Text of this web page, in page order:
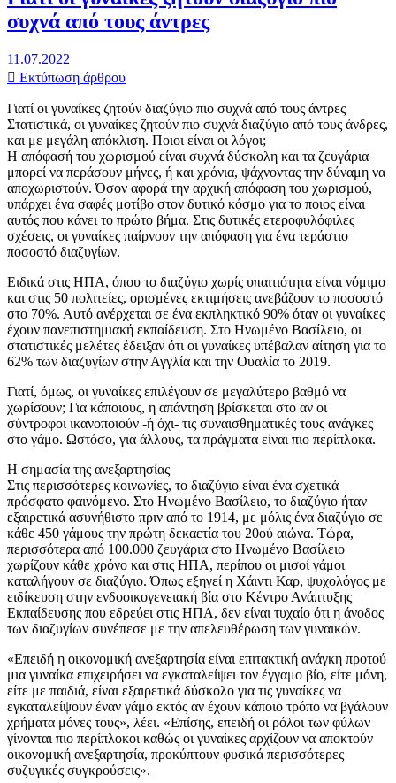
συχνά από τους άντρες
11.07.2022
Εκτύπωση άρθρου
Γιατί οι γυναίκες ζητούν διαζύγιο πιο συχνά από τους άντρες
Στατιστικά, οι γυναίκες ζητούν πιο συχνά διαζύγιο από τους άνδρες,
και με μεγάλη απόκλιση. Ποιοι είναι οι λόγοι;
Η απόφασή του χωρισμού είναι συχνά δύσκολη και τα ζευγάρια
μπορεί να περάσουν μήνες, ή και χρόνια, ψάχνοντας την δύναμη να
αποχωριστούν. Όσον αφορά την αρχική απόφαση του χωρισμού,
υπάρχει ένα σαφές μοτίβο στον δυτικό κόσμο για το ποιος είναι
αυτός που κάνει το πρώτο βήμα. Στις δυτικές ετεροφυλόφιλες
σχέσεις, οι γυναίκες παίρνουν την απόφαση για ένα τεράστιο
ποσοστό διαζυγίων.
Ειδικά στις ΗΠΑ, όπου το διαζύγιο χωρίς υπαιτιότητα είναι νόμιμο
και στις 50 πολιτείες, ορισμένες εκτιμήσεις ανεβάζουν το ποσοστό
στο 70%. Αυτό ανέρχεται σε ένα εκπληκτικό 90% όταν οι γυναίκες
έχουν πανεπιστημιακή εκπαίδευση. Στο Ηνωμένο Βασίλειο, οι
στατιστικές μελέτες έδειξαν ότι οι γυναίκες υπέβαλαν αίτηση για το
62% των διαζυγίων στην Αγγλία και την Ουαλία το 2019.
Γιατί, όμως, οι γυναίκες επιλέγουν σε μεγαλύτερο βαθμό να
χωρίσουν; Για κάποιους, η απάντηση βρίσκεται στο αν οι
σύντροφοι ικανοποιούν -ή όχι- τις συναισθηματικές τους ανάγκες
στο γάμο. Ωστόσο, για άλλους, τα πράγματα είναι πιο περίπλοκα.
Η σημασία της ανεξαρτησίας
Στις περισσότερες κοινωνίες, το διαζύγιο είναι ένα σχετικά
πρόσφατο φαινόμενο. Στο Ηνωμένο Βασίλειο, το διαζύγιο ήταν
εξαιρετικά ασυνήθιστο πριν από το 1914, με μόλις ένα διαζύγιο σε
κάθε 450 γάμους την πρώτη δεκαετία του 20ού αιώνα. Τώρα,
περισσότερα από 100.000 ζευγάρια στο Ηνωμένο Βασίλειο
χωρίζουν κάθε χρόνο και στις ΗΠΑ, περίπου οι μισοί γάμοι
καταλήγουν σε διαζύγιο. Όπως εξηγεί η Χάιντι Καρ, ψυχολόγος με
ειδίκευση στην ενδοοικογενειακή βία στο Κέντρο Ανάπτυξης
Εκπαίδευσης που εδρεύει στις ΗΠΑ, δεν είναι τυχαίο ότι η άνοδος
των διαζυγίων συνέπεσε με την απελευθέρωση των γυναικών.
«Επειδή η οικονομική ανεξαρτησία είναι επιτακτική ανάγκη προτού
μια γυναίκα επιχειρήσει να εγκαταλείψει τον έγγαμο βίο, είτε μόνη,
είτε με παιδιά, είναι εξαιρετικά δύσκολο για τις γυναίκες να
εγκαταλείψουν έναν γάμο εκτός αν έχουν κάποιο τρόπο να βγάλουν
χρήματα μόνες τους», λέει. «Επίσης, επειδή οι ρόλοι των φύλων
γίνονται πιο περίπλοκοι καθώς οι γυναίκες αρχίζουν να αποκτούν
οικονομική ανεξαρτησία, προκύπτουν φυσικά περισσότερες
συζυγικές συγκρούσεις».